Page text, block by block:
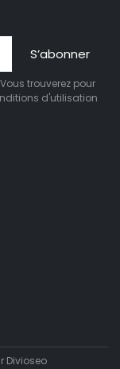
S’abonner
trouverez pour
d'utilisation
Divioseo